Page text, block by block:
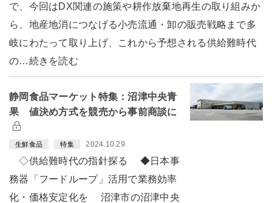
で、今回はDX関連の施策や耕作放棄地再生の取り組みか
ら、地産地消につなげる小売流通・卸の販売戦略まで多
岐にわたって取り上げ、これから予想される供給難時代
の…続きを読む
静岡食品マーケット特集：沼津中央青
果 値決め方式を競売から事前商談に
生鮮食品 特集 2024.10.29
◇供給難時代の指針探る ◆日本事
務器「フードループ」活用で業務効率
化・価格安定化を 沼津市の沼津中央